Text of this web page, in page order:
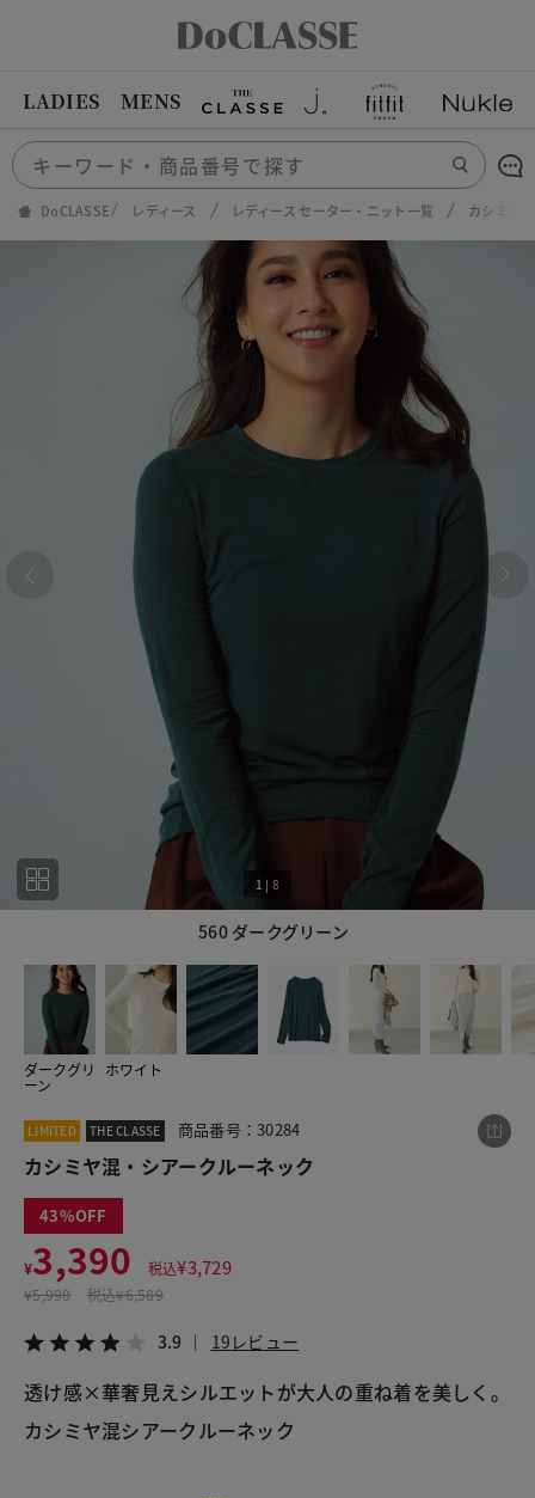
LADIES MENS
DoCLASSE レディース レディース セーター・ニット一覧 カシミヤ
560 ダークグリーン
1 | 8
ダークグリ
ーン
ホワイト
1 8
LIMITED THE CLASSE 商品番号：30284
カシミヤ混・シアークルーネック
43
¥3,390 税込¥3,729
¥5,990 税込¥6,589
3.9 19レビュー
透け感×華奢見えシルエットが大人の重ね着を美しく。
カシミヤ混シアークルーネック
この商品をシェアする
¥3,390
税込¥3,729
LINE X